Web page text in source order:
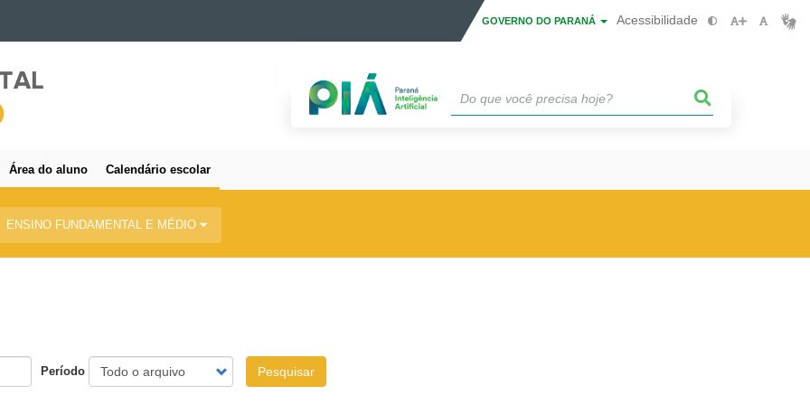
GOVERNO DO PARANÁ Acessibilidade
Área do aluno Calendário escolar
ENSINO FUNDAMENTAL E MÉDIO
Período Pesquisar